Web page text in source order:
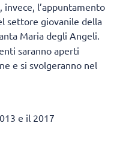
invece, l’appuntamento
settore giovanile della
Maria degli Angeli.
saranno aperti
e si svolgeranno nel
e il 2017